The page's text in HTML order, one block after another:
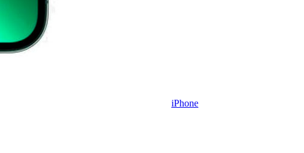
iPhone